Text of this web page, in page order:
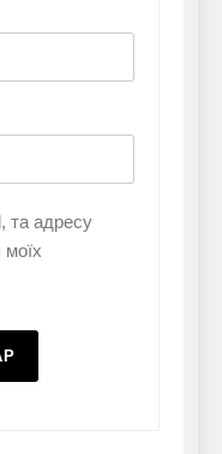
та адресу